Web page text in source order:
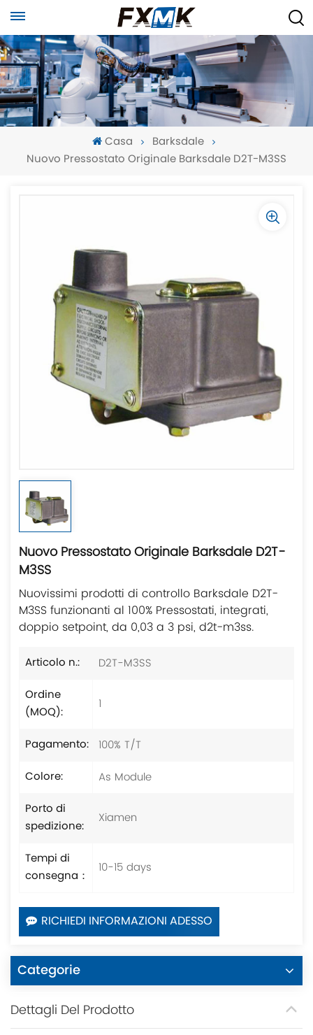
Casa
Barksdale
Nuovo Pressostato Originale Barksdale D2T-M3SS
Nuovo Pressostato Originale Barksdale D2T-
M3SS
Nuovissimi prodotti di controllo Barksdale D2T-
M3SS funzionanti al 100% Pressostati, integrati,
doppio setpoint, da 0,03 a 3 psi, d2t-m3ss.
Articolo n.:
D2T-M3SS
Ordine
(MOQ):
1
Pagamento: 100% T/T
Colore:
As Module
Porto di
spedizione:
Xiamen
Tempi di
consegna：
10-15 days
RICHIEDI INFORMAZIONI ADESSO
Categorie
Dettagli Del Prodotto